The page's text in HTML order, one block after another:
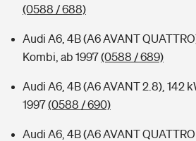
(0588 / 688)
Audi A6, 4B (A6 AVANT
Kombi, ab 1997(0588 / 689)
Audi A6, 4B (A6 AVANT 2.8), 142
1997(0588 / 690)
Audi A6, 4B (A6 AVANT